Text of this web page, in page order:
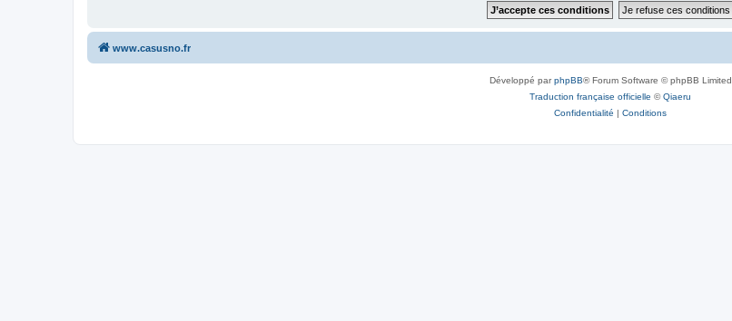
www.casusno.fr
Développé parphpBB® Forum Software © phpBB Limited
Traduction française officielle ©Qiaeru
Confidentialité | Conditions